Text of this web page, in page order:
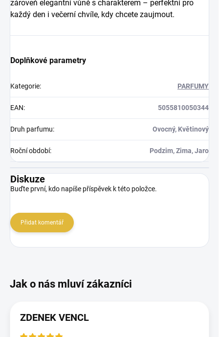
zároveň elegantní vůně s charakterem – perfektní pro
každý den i večerní chvíle, kdy chcete zaujmout.
Doplňkové parametry
Kategorie: PARFUMY
EAN: 5055810050344
Druh parfumu: Ovocný, Květinový
Roční období: Podzim, Zima, Jaro
Diskuze
Buďte první, kdo napíše příspěvek k této položce.
Přidat komentář
ZDENEK VENCL